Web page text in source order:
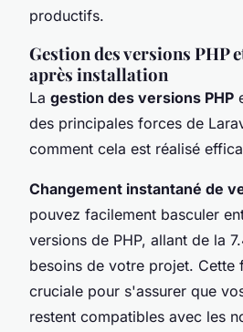
productifs.
Gestion des versions PHP
après installation
La gestion des versions PHP
des principales forces de
comment cela est réalisé
Changement instantané de
pouvez facilement basculer
versions de PHP, allant de la
besoins de votre projet. Cette
cruciale pour s'assurer que
restent compatibles avec les